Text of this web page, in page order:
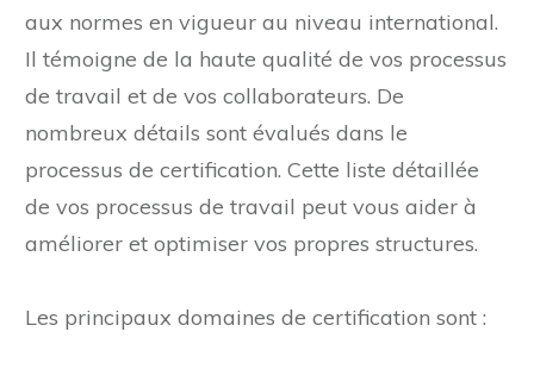
aux normes en vigueur au niveau international.
Il témoigne de la haute qualité de vos processus
de travail et de vos collaborateurs. De
nombreux détails sont évalués dans le
processus de certification. Cette liste détaillée
de vos processus de travail peut vous aider à
améliorer et optimiser vos propres structures.
Les principaux domaines de certification sont :